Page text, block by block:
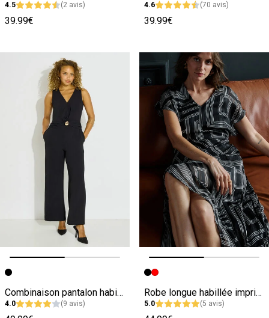
4.5 (2 avis)
39.99€
4.6 (70 avis)
39.99€
Image précédente
Image suivante
Combinaison pantalon habillée femme
4.0 (9 avis)
Image précédente
Image suivante
Robe longue habillée imprimé géométrique
5.0 (5 avis)